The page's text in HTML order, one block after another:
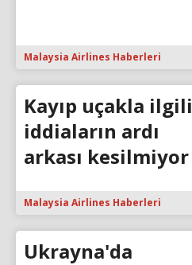
Malaysia Airlines Haberleri
Kayıp uçakla ilgili
iddiaların ardı
arkası kesilmiyor
Malaysia Airlines Haberleri
Ukrayna'da